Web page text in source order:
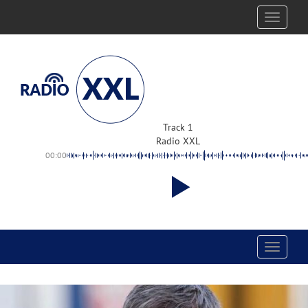
Toggle
Track 1
Radio XXL
00:00
Toggle